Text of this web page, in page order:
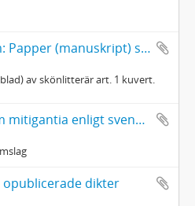
Carl Evald Möllerström: Papper (manuskript) som tillhört honom
av skönlitterär art. 1 kuvert.
Carl Ewert Ekelund: Om mitigantia enligt svenska lagen
opublicerade dikter